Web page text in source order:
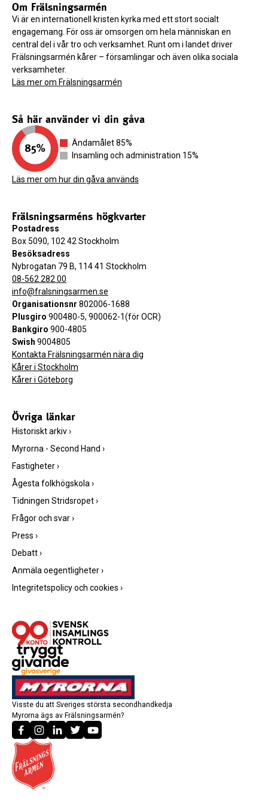
Om Frälsningsarmén
Vi är en internationell kristen kyrka med ett stort socialt
engagemang. För oss är omsorgen om hela människan en
central del i vår tro och verksamhet. Runt om i landet driver
Frälsningsarmén kårer – församlingar och även olika sociala
verksamheter.
Läs mer om Frälsningsarmén
Så här använder vi din gåva
Ändamålet 85%
Insamling och administration 15%
Läs mer om hur din gåva används
Frälsningsarméns högkvarter
Postadress
Box 5090, 102 42 Stockholm
Besöksadress
Nybrogatan 79 B, 114 41 Stockholm
08-562 282 00
info@fralsningsarmen.se
Organisationsnr 802006-1688
Plusgiro 900480-5, 900062-1(för OCR)
Bankgiro 900-4805
Swish 9004805
Kontakta Frälsningsarmén nära dig
Kårer i Stockholm
Kårer i Göteborg
Övriga länkar
Historiskt arkiv›
Myrorna - Second Hand ›
Fastigheter›
Ågesta folkhögskola›
Tidningen Stridsropet›
Frågor och svar›
Press ›
Debatt›
Anmäla oegentligheter›
Integritetspolicy och cookies ›
Visste du att Sveriges största secondhandkedja
Myrorna ägs av Frälsningsarmén?